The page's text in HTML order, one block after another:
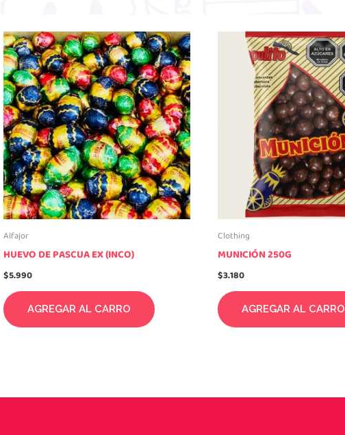
Alfajor
HUEVO DE PASCUA EX (INCO)
$5.990
AGREGAR AL CARRO
Clothing
MUNICIÓN 250G
$3.180
AGREGAR AL CARRO